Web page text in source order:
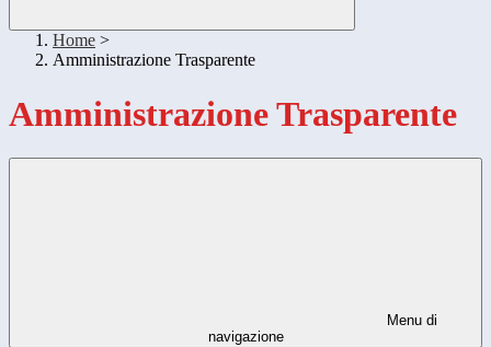
Home >
Amministrazione Trasparente
Amministrazione Trasparente
Menu di
navigazione